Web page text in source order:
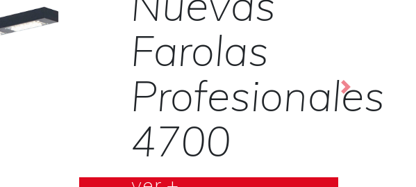
¡Mirá
todas las
novedades!
ver +
Siguiente